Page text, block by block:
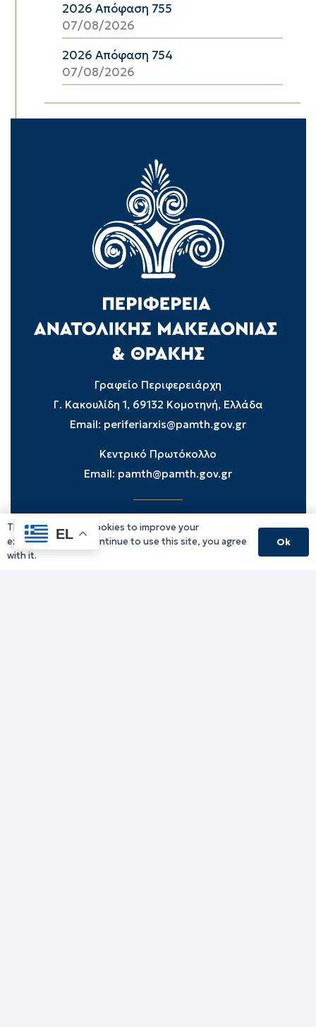
2026 Απόφαση 755
07/08/2026
2026 Απόφαση 754
07/08/2026
Γραφείο Περιφερειάρχη
Γ. Κακουλίδη 1, 69132 Κομοτηνή, Ελλάδα
Email: periferiarxis@pamth.gov.gr
Κεντρικό Πρωτόκολλο
Email: pamth@pamth.gov.gr
Υπηρεσίες Δράμας
Υπηρεσίες Καβάλας
EL
This website uses cookies to improve your
experience. If you continue to use this site, you agree
with it.
Ok